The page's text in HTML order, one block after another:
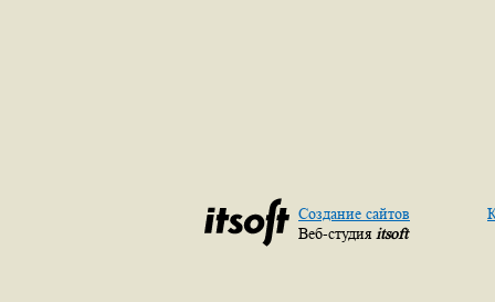
Создание сайтов
Веб-студия itsoft